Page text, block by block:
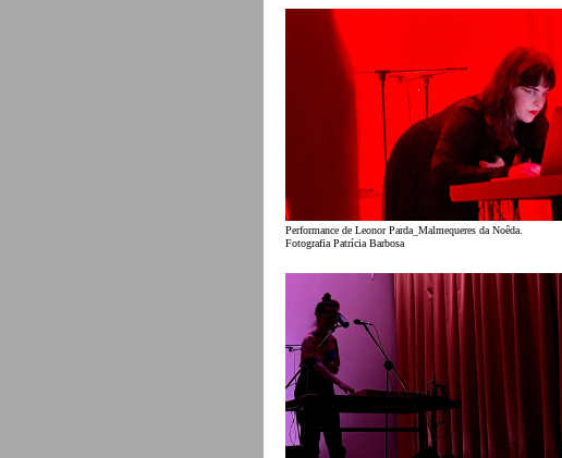
Performance de Leonor Parda_Malmequeres da Noêda.
Fotografia Patrícia Barbosa